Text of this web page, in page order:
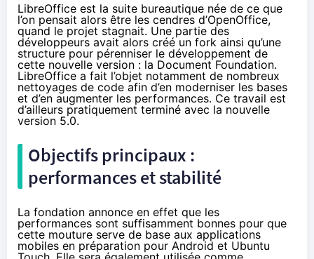
LibreOffice est la suite bureautique née de ce que
l’on pensait alors être les cendres d’OpenOffice,
quand le projet stagnait. Une partie des
développeurs avait alors créé un fork ainsi qu’une
structure pour pérenniser le développement de
cette nouvelle version : la Document Foundation.
LibreOffice a fait l’objet notamment de nombreux
nettoyages de code afin d’en moderniser les bases
et d’en augmenter les performances. Ce travail est
d’ailleurs pratiquement terminé avec la nouvelle
version 5.0.
Objectifs principaux :
performances et stabilité
La fondation annonce en effet que les
performances sont suffisamment bonnes pour que
cette mouture serve de base aux applications
mobiles en préparation pour Android et Ubuntu